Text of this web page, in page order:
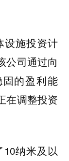
设施投资计
公司通过向
的盈利能
在调整投资
纳米及以